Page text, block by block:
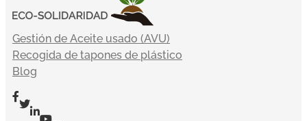
Gestión de Aceite usado (AVU)
Recogida de tapones de plástico
Blog